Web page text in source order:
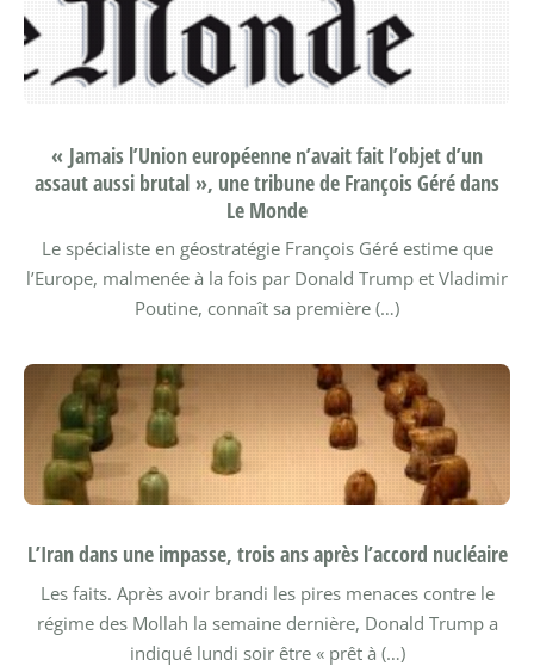
« Jamais l’Union européenne n’avait fait l’objet d’un
assaut aussi brutal », une tribune de François Géré dans
Le Monde
Le spécialiste en géostratégie François Géré estime que
l’Europe, malmenée à la fois par Donald Trump et Vladimir
Poutine, connaît sa première (…)
L’Iran dans une impasse, trois ans après l’accord nucléaire
Les faits. Après avoir brandi les pires menaces contre le
régime des Mollah la semaine dernière, Donald Trump a
indiqué lundi soir être « prêt à (…)